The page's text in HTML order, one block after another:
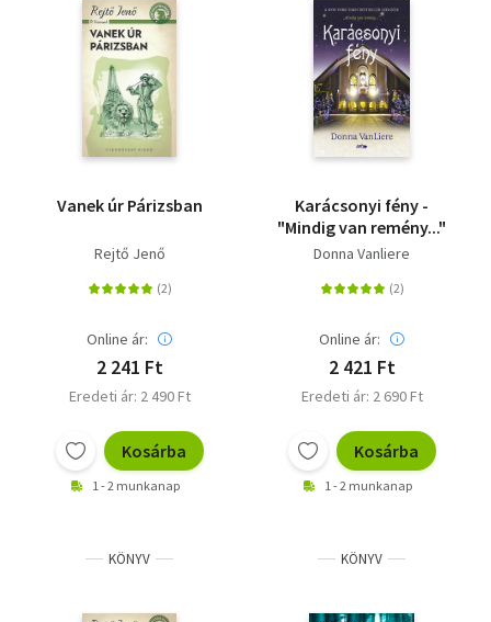
Vanek úr Párizsban
Rejtő Jenő
Online ár:
2 241 Ft
Eredeti ár: 2 490 Ft
Kosárba
1 - 2 munkanap
Karácsonyi fény -
"Mindig van remény..."
Donna Vanliere
Online ár:
2 421 Ft
Eredeti ár: 2 690 Ft
Kosárba
1 - 2 munkanap
KÖNYV KÖNYV